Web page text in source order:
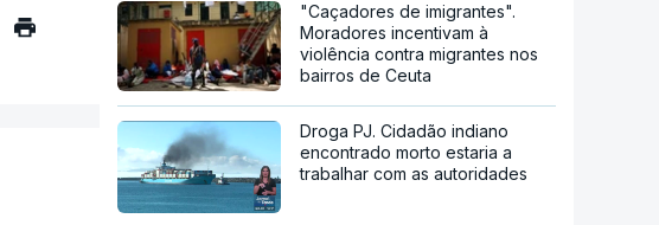
"Caçadores de imigrantes".
Moradores incentivam à
violência contra migrantes nos
bairros de Ceuta
Droga PJ. Cidadão indiano
encontrado morto estaria a
trabalhar com as autoridades